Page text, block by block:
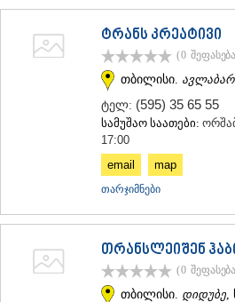
ტრანს კრეატივი
(0
თბილისი.
ტელ: (595) 35 65 55
სამუშაო საათები:
17:00
email
map
თარჯიმნები
თრანსლეიშენ
(0
თბილისი. დიდუბე